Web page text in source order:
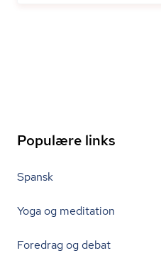
Populære links
Spansk
Yoga og meditation
Foredrag og debat